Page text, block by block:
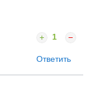
1
Ответить